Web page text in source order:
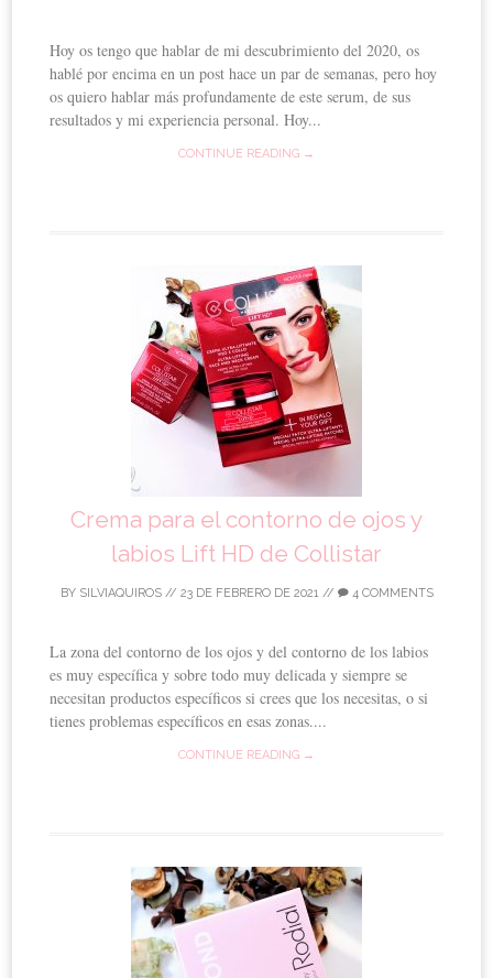
Hoy os tengo que hablar de mi descubrimiento del 2020, os
hablé por encima en un post hace un par de semanas, pero hoy
os quiero hablar más profundamente de este serum, de sus
resultados y mi experiencia personal. Hoy...
CONTINUE READING →
Crema para el contorno de ojos y
labios Lift HD de Collistar
BY SILVIAQUIROS// 23 DE FEBRERO DE 2021// 4 COMMENTS
La zona del contorno de los ojos y del contorno de los labios
es muy específica y sobre todo muy delicada y siempre se
necesitan productos específicos si crees que los necesitas, o si
tienes problemas específicos en esas zonas....
CONTINUE READING →